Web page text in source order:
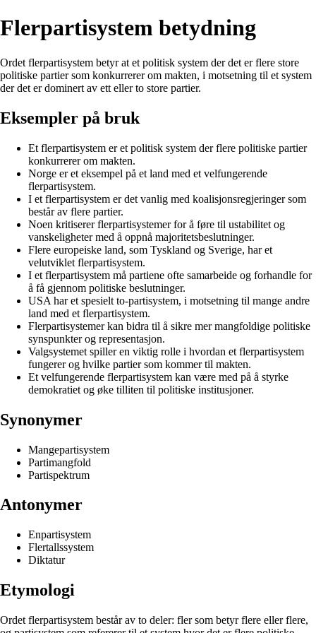
Flerpartisystem betydning
Ordet flerpartisystem betyr at et politisk system der det er flere store
politiske partier som konkurrerer om makten, i motsetning til et system
der det er dominert av ett eller to store partier.
Eksempler på bruk
Et flerpartisystem er et politisk system der flere politiske partier
konkurrerer om makten.
Norge er et eksempel på et land med et velfungerende
flerpartisystem.
I et flerpartisystem er det vanlig med koalisjonsregjeringer som
består av flere partier.
Noen kritiserer flerpartisystemer for å føre til ustabilitet og
vanskeligheter med å oppnå majoritetsbeslutninger.
Flere europeiske land, som Tyskland og Sverige, har et
velutviklet flerpartisystem.
I et flerpartisystem må partiene ofte samarbeide og forhandle for
å få gjennom politiske beslutninger.
USA har et spesielt to-partisystem, i motsetning til mange andre
land med et flerpartisystem.
Flerpartisystemer kan bidra til å sikre mer mangfoldige politiske
synspunkter og representasjon.
Valgsystemet spiller en viktig rolle i hvordan et flerpartisystem
fungerer og hvilke partier som kommer til makten.
Et velfungerende flerpartisystem kan være med på å styrke
demokratiet og øke tilliten til politiske institusjoner.
Synonymer
Mangepartisystem
Partimangfold
Partispektrum
Antonymer
Enpartisystem
Flertallssystem
Diktatur
Etymologi
Ordet flerpartisystem består av to deler: fler som betyr flere eller flere,